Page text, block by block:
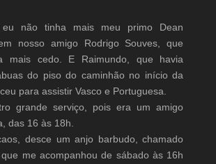
não tinha mais meu primo Dean
nosso amigo Rodrigo Souves, que
mais cedo. E Raimundo, que havia
do piso do caminhão no início da
para assistir Vasco e Portuguesa.
grande serviço, pois era um amigo
das 16 às 18h.
desce um anjo barbudo, chamado
que me acompanhou de sábado às 16h